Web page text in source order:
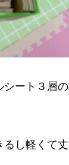
ート３層
し軽くて